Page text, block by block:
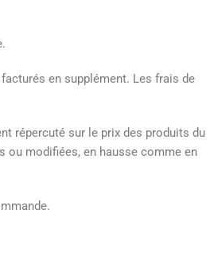
en supplément. Les frais de
répercuté sur le prix des produits du
ou modifiées, en hausse comme en